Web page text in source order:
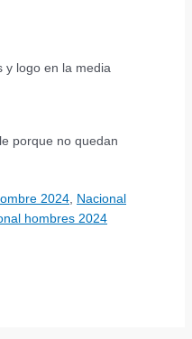
y logo en la media
porque no quedan
2024, Nacional
hombres 2024